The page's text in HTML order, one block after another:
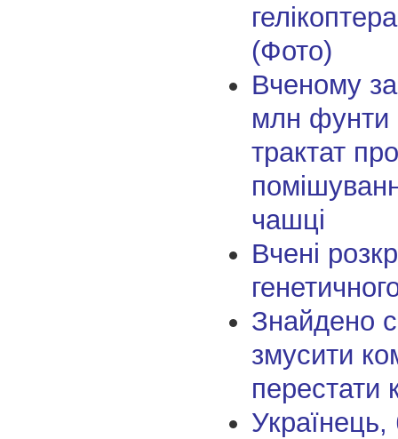
(Фото)
Вченому
млн фунти
трактат про
чашці
Вчені
Знайдено
змусити
перестати
Українець,